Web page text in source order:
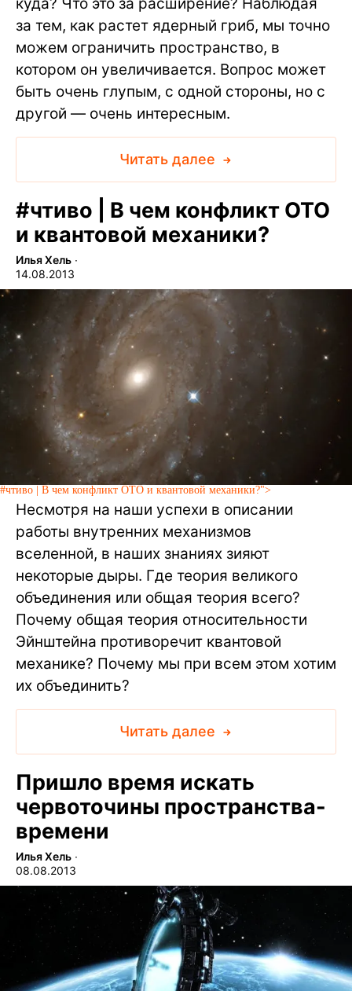
куда? Что это за расширение? Наблюдая
за тем, как растет ядерный гриб, мы точно
можем ограничить пространство, в
котором он увеличивается. Вопрос может
быть очень глупым, с одной стороны, но с
другой — очень интересным.
Читать далее
#чтиво | В чем конфликт ОТО
и квантовой механики?
Илья Хель ∙
14.08.2013
#чтиво | В чем конфликт ОТО и квантовой механики?">
Несмотря на наши успехи в описании
работы внутренних механизмов
вселенной, в наших знаниях зияют
некоторые дыры. Где теория великого
объединения или общая теория всего?
Почему общая теория относительности
Эйнштейна противоречит квантовой
механике? Почему мы при всем этом хотим
их объединить?
Читать далее
Пришло время искать
червоточины пространства-
времени
Илья Хель ∙
08.08.2013